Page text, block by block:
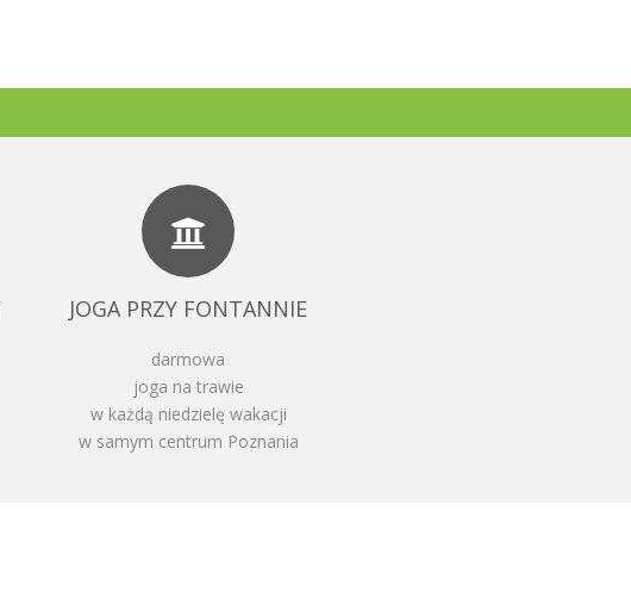
JOGA PRZY FONTANNIE
darmowa
joga na trawie
w każdą niedzielę wakacji
w samym centrum Poznania